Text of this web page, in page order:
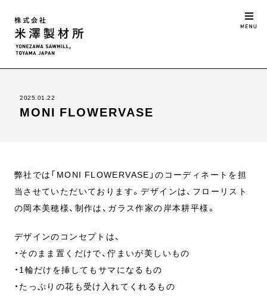
2025.01.22
MONI FLOWERVASE
弊社では「MONI FLOWERVASE」のコーディネートを担
当させていただいております。デザインは、フローリスト
の岡本美穂様、制作は、ガラス作家の岸本耕平様。
デザインのコンセプトは、
・そのまま置くだけで、佇まいが美しいもの
・1輪だけを挿してもサマになるもの
・たっぷりの花も受け入れてくれるもの